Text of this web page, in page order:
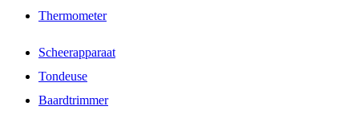
Thermometer
Scheerapparaat
Tondeuse
Baardtrimmer